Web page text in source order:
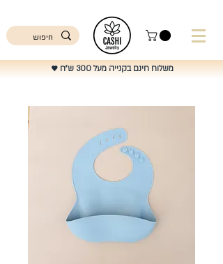
♥️ משלוח חינם בקנייה מעל 300 ש"ח